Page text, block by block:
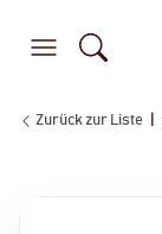
Zurück zur Liste